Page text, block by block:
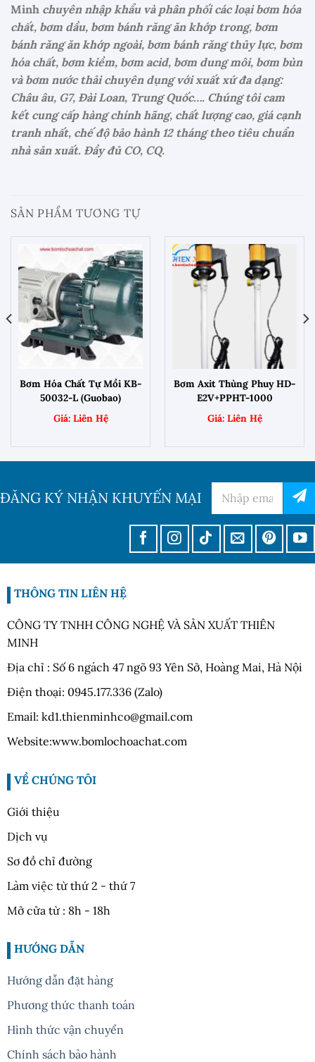
Minh chuyên nhập khẩu và phân phối các loại bơm hóa
chất, bơm dầu, bơm bánh răng ăn khớp trong, bơm
bánh răng ăn khớp ngoài, bơm bánh răng thủy lực, bơm
hóa chất, bơm kiềm, bơm acid, bơm dung môi, bơm bùn
và bơm nước thải chuyên dụng với xuất xứ đa dạng:
Châu âu, G7, Đài Loan, Trung Quốc…. Chúng tôi cam
kết cung cấp hàng chính hãng, chất lượng cao, giá cạnh
tranh nhất, chế độ bảo hành 12 tháng theo tiêu chuẩn
nhà sản xuất. Đầy đủ CO, CQ.
SẢN PHẨM TƯƠNG TỰ
Bơm Hóa Chất Tự Mồi KB-
50032-L (Guobao)
Bơm Axit Thùng Phuy HD-
E2V+PPHT-1000
ĐĂNG KÝ NHẬN KHUYẾN MẠI
THÔNG TIN LIÊN HỆ
CÔNG TY TNHH CÔNG NGHỆ VÀ SẢN XUẤT THIÊN
MINH
Địa chỉ : Số 6 ngách 47 ngõ 93 Yên Sở, Hoàng Mai, Hà Nội
Điện thoại: 0945.177.336 (Zalo)
Email: kd1.thienminhco@gmail.com
Website:www.bomlochoachat.com
VỀ CHÚNG TÔI
Giới thiệu
Dịch vụ
Sơ đồ chỉ đường
Làm việc từ thứ 2 - thứ 7
Mở cửa từ : 8h - 18h
HƯỚNG DẪN
Hướng dẫn đặt hàng
Phương thức thanh toán
Hình thức vận chuyển
Chính sách bảo hành